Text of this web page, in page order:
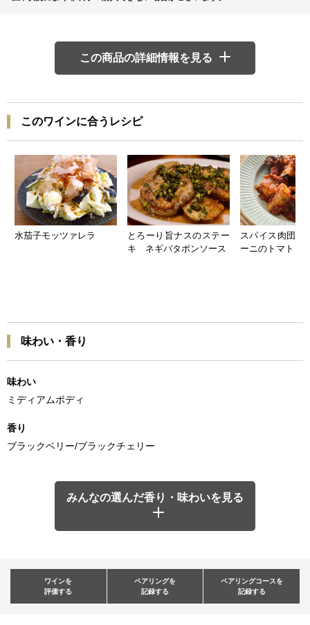
この商品の詳細情報を見る
このワインに合うレシピ
水茄子モッツァレラ
とろーり旨ナスのステー
キ ネギバタポンソース
スパイス肉団子
ーニのトマトソ
味わい・香り
味わい
ミディアムボディ
香り
ブラックベリー/ブラックチェリー
みんなの選んだ香り・味わいを見る
ワインを
評価する
ペアリングを
記録する
ペアリングコースを
記録する